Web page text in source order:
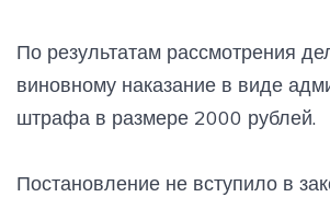
По результатам рассмотрения
виновному наказание в виде
штрафа в размере 2000 рублей.
Постановление не вступило в